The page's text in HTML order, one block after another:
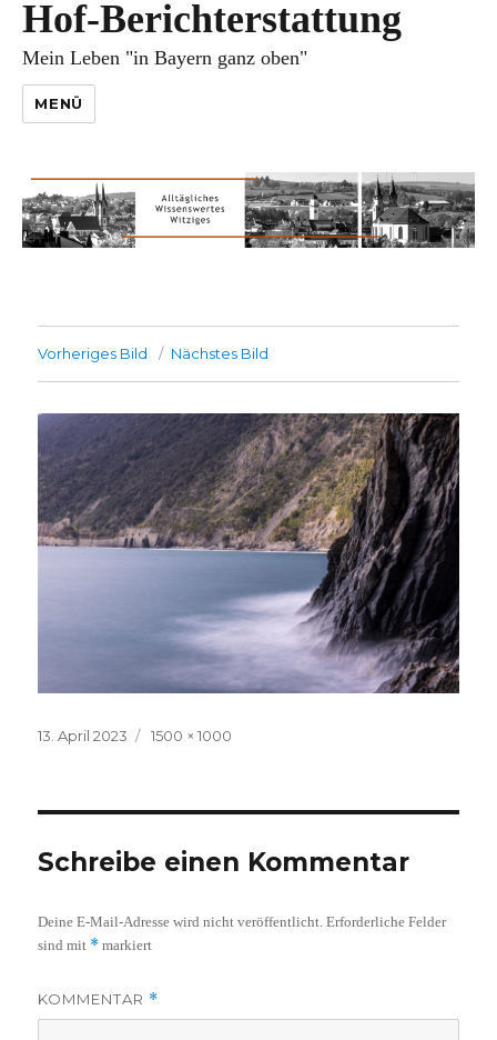
Hof-Berichterstattung
Mein Leben "in Bayern ganz oben"
MENÜ
Vorheriges Bild Nächstes Bild
Veröffentlicht
13. April 2023
Volle
1500 × 1000
Schreibe einen Kommentar
Deine E-Mail-Adresse wird nicht veröffentlicht. Erforderliche Felder
sind mit * markiert
KOMMENTAR *